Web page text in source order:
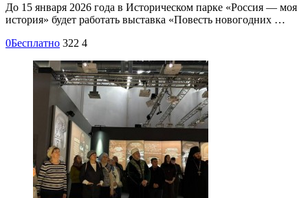
До 15 января 2026 года в Историческом парке «Россия — моя
история» будет работать выставка «Повесть новогодних …
0Бесплатно 322 4